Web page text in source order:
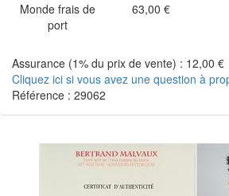
Monde frais de
port
63,00 €
Assurance (1% du prix de vente) : 12,00 €
Cliquez ici si vous avez une question à
Référence : 29062